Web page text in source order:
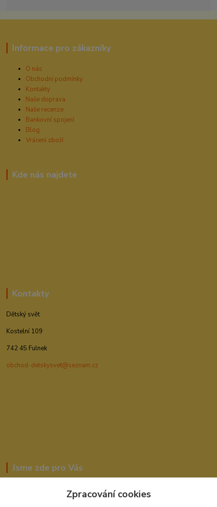
Informace pro zákazníky
O nás
Obchodní podmínky
Kontakty
Naše doprava
Naše recenze
Bankovní spojení
Blog
Vrácení zboží
Kde nás najdete
Kontakty
Dětský svět
Kostelní 109
742 45 Fulnek
obchod-detskysvet@seznam.cz
Jsme zde pro Vás
Zpracování cookies